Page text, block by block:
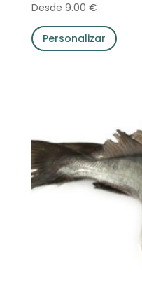
Desde 9.00 €
Personalizar